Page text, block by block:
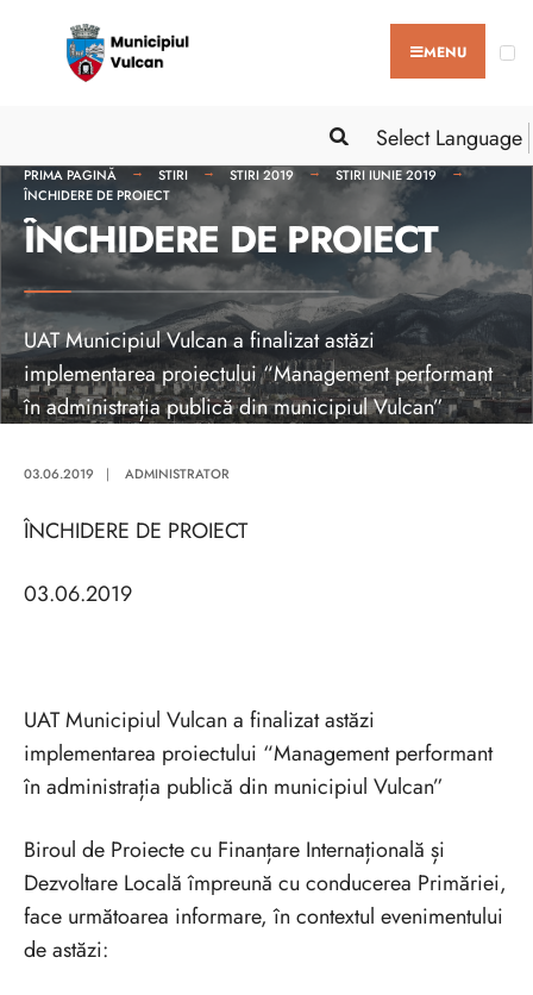
MENU
Select Language
PRIMA PAGINĂ STIRI STIRI 2019
STIRI IUNIE 2019
ÎNCHIDERE DE PROIECT
ÎNCHIDERE DE PROIECT
UAT Municipiul Vulcan a finalizat astăzi
implementarea proiectului “Management performant
în administrația publică din municipiul Vulcan”
03.06.2019 | ADMINISTRATOR
ÎNCHIDERE DE PROIECT
03.06.2019
UAT Municipiul Vulcan a finalizat astăzi
implementarea proiectului “Management performant
în administrația publică din municipiul Vulcan”
Biroul de Proiecte cu Finanțare Internațională și
Dezvoltare Locală împreună cu conducerea Primăriei,
face următoarea informare, în contextul evenimentului
de astăzi: